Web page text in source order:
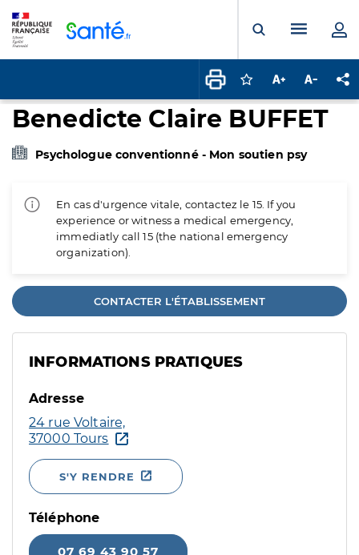
Ouvrir laMenu
Connectez-vous
Augmenter la
Benedicte Claire BUFFET
Psychologue conventionné - Mon soutien psy
En cas d'urgence vitale, contactez le 15. If you
experience or witness a medical emergency,
immediatly call 15 (the national emergency
organization).
CONTACTER L'ÉTABLISSEMENT
INFORMATIONS PRATIQUES
Adresse
24 rue Voltaire,
37000 Tours
S'Y RENDRE
Téléphone
07 69 43 90 57